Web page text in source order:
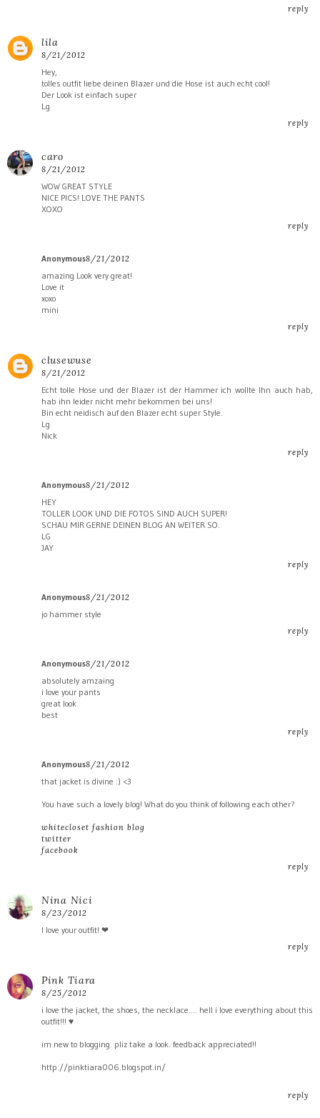
reply
lila
8/21/2012
Hey,
tolles outfit liebe deinen Blazer und die Hose ist auch echt cool!
Der Look ist einfach super
Lg
reply
caro
8/21/2012
WOW GREAT STYLE
NICE PICS! LOVE THE PANTS
XOXO
reply
Anonymous8/21/2012
amazing Look very great!
Love it
xoxo
mini
reply
clusewuse
8/21/2012
Echt tolle Hose und der Blazer ist der Hammer ich wollte Ihn auch hab,
hab ihn leider nicht mehr bekommen bei uns!
Bin echt neidisch auf den Blazer echt super Style.
Lg
Nick
reply
Anonymous8/21/2012
HEY
TOLLER LOOK UND DIE FOTOS SIND AUCH SUPER!
SCHAU MIR GERNE DEINEN BLOG AN WEITER SO.
LG
JAY
reply
Anonymous8/21/2012
jo hammer style
reply
Anonymous8/21/2012
absolutely amzaing
i love your pants
great look
best
reply
Anonymous8/21/2012
that jacket is divine :) <3
You have such a lovely blog! What do you think of following each other?
whitecloset fashion blog
twitter
facebook
reply
Nina Nici
8/23/2012
I love your outfit! ❤
reply
Pink Tiara
8/25/2012
i love the jacket, the shoes, the necklace.... hell i love everything about this
outfit!!! ♥
im new to blogging. pliz take a look. feedback appreciated!!
http://pinktiara006.blogspot.in/
reply